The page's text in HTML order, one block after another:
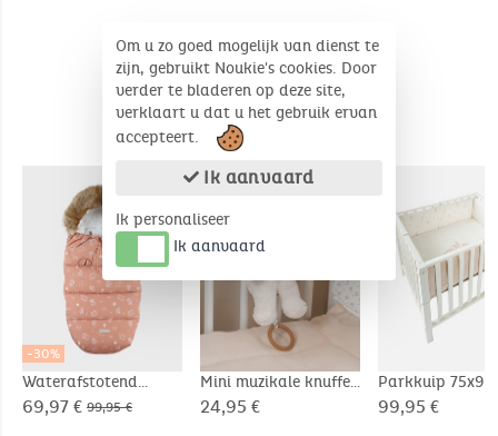
COMPLEMENTAIRE PRODUCTEN
-30%
Waterafstotend
canvas voetenzak
69,97 € 99,95 €
Mini muzikale knuffel
20cm - Snow
24,95 €
Parkkuip
Veloudoux® -
99,95 €
Om u zo goed mogelijk van dienst te
zijn, gebruikt Noukie's cookies. Door
verder te bladeren op deze site,
verklaart u dat u het gebruik ervan
accepteert.
Ik aanvaard
Ik personaliseer
Ik aanvaard